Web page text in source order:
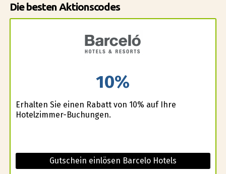
Die besten Aktionscodes
10%
Erhalten Sie einen Rabatt von 10% auf Ihre
Hotelzimmer-Buchungen.
Gutschein einlösen Barcelo Hotels